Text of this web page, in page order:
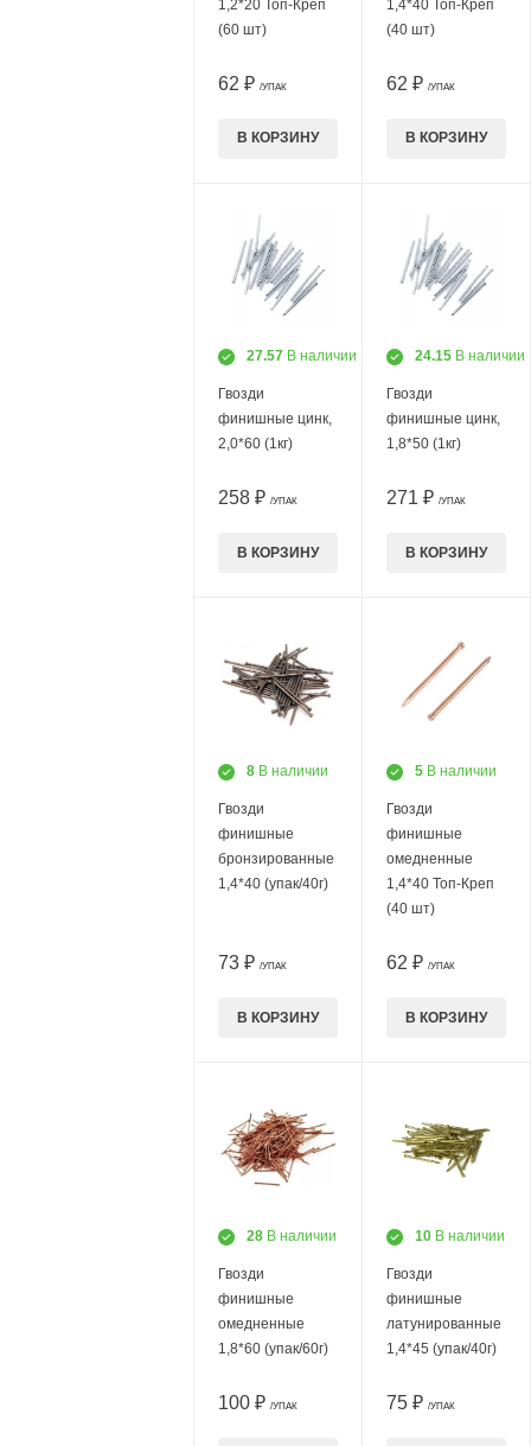
1,2*20 Топ-Креп
(60 шт)
62 ₽ /УПАК
В КОРЗИНУ
1,4*40 Топ-Креп
(40 шт)
62 ₽ /УПАК
В КОРЗИНУ
27.57 В наличии
Гвозди
финишные цинк,
2,0*60 (1кг)
258 ₽ /УПАК
В КОРЗИНУ
24.15 В наличии
Гвозди
финишные цинк,
1,8*50 (1кг)
271 ₽ /УПАК
В КОРЗИНУ
8 В наличии
Гвозди
финишные
бронзированные
1,4*40 (упак/40г)
73 ₽ /УПАК
В КОРЗИНУ
5 В наличии
Гвозди
финишные
омедненные
1,4*40 Топ-Креп
(40 шт)
62 ₽ /УПАК
В КОРЗИНУ
28 В наличии
Гвозди
финишные
омедненные
1,8*60 (упак/60г)
100 ₽ /УПАК
10 В наличии
Гвозди
финишные
латунированные
1,4*45 (упак/40г)
75 ₽ /УПАК